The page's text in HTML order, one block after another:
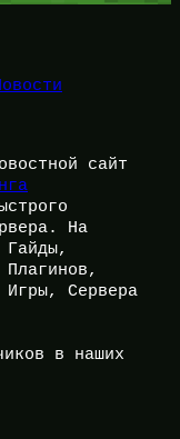
сайт
На
Гайды,
Сервера
в наших